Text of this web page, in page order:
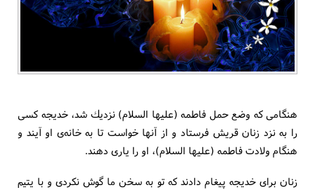
هنگامی كه وضع حمل فاطمه (علیها السلام) نزدیك شد، خدیجه كسی
را به نزد زنان قریش فرستاد و از آنها خواست تا به خانه‌ی او آیند و
هنگام ولادت فاطمه (علیها السلام)، او را یاری دهند.
زنان برای خدیجه پیغام دادند كه تو به سخن ما گوش نكردی و با یتیم